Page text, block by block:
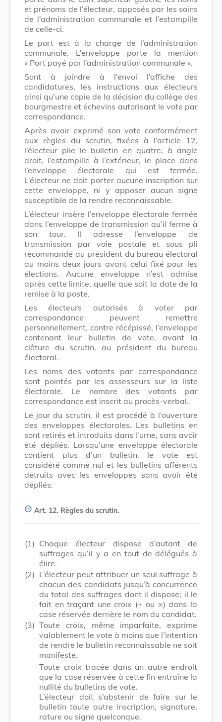
et prénoms de l’électeur, apposés par les soins
de l’administration communale et l’estampille
de celle-ci.
Le port est à la charge de l’administration
communale. L’enveloppe porte la mention
« Port payé par l’administration communale ».
Sont à joindre à l’envoi l’affiche des
candidatures, les instructions aux électeurs
ainsi qu’une copie de la décision du collège des
bourgmestre et échevins autorisant le vote par
correspondance.
Après avoir exprimé son vote conformément
aux règles du scrutin, fixées à l’article 12,
l’électeur plie le bulletin en quatre, à angle
droit, l’estampille à l’extérieur, le place dans
l’enveloppe électorale qui est fermée.
L’électeur ne doit porter aucune inscription sur
cette enveloppe, ni y apposer aucun signe
susceptible de la rendre reconnaissable.
L’électeur insère l’enveloppe électorale fermée
dans l’enveloppe de transmission qu’il ferme à
son tour. Il adresse l’enveloppe de
transmission par voie postale et sous pli
recommandé au président du bureau électoral
au moins deux jours avant celui fixé pour les
élections. Aucune enveloppe n’est admise
après cette limite, quelle que soit la date de la
remise à la poste.
Les électeurs autorisés à voter par
correspondance peuvent remettre
personnellement, contre récépissé, l’enveloppe
contenant leur bulletin de vote, avant la
clôture du scrutin, au président du bureau
électoral.
Les noms des votants par correspondance
sont pointés par les assesseurs sur la liste
électorale. Le nombre des votants par
correspondance est inscrit au procès-verbal.
Le jour du scrutin, il est procédé à l’ouverture
des enveloppes électorales. Les bulletins en
sont retirés et introduits dans l’urne, sans avoir
été dépliés. Lorsqu’une enveloppe électorale
contient plus d’un bulletin, le vote est
considéré comme nul et les bulletins afférents
détruits avec les enveloppes sans avoir été
dépliés.
Art. 12. Règles du scrutin.
(1) Chaque électeur dispose d’autant de
suffrages qu’il y a en tout de délégués à
élire.
(2) L’électeur peut attribuer un seul suffrage à
chacun des candidats jusqu’à concurrence
du total des suffrages dont il dispose; il le
fait en traçant une croix (+ ou ×) dans la
case réservée derrière le nom du candidat.
(3) Toute croix, même imparfaite, exprime
valablement le vote à moins que l’intention
de rendre le bulletin reconnaissable ne soit
manifeste.
Toute croix tracée dans un autre endroit
que la case réservée à cette fin entraîne la
nullité du bulletins de vote.
L’électeur doit s’abstenir de faire sur le
bulletin toute autre inscription, signature,
rature ou signe quelconque.